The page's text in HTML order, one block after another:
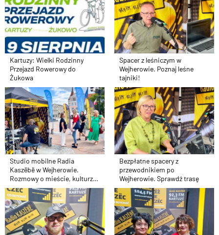
Kartuzy: Wielki Rodzinny
Przejazd Rowerowy do
Żukowa
Spacer z leśniczym w
Wejherowie. Poznaj leśne
tajniki!
Studio mobilne Radia
Kaszëbë w Wejherowie.
Rozmowy o mieście, kulturze,
sporcie i kaszubskiej edukacji
Bezpłatne spacery z
przewodnikiem po
Wejherowie. Sprawdź trasę